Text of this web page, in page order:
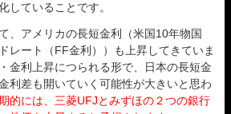
していることです。
、アメリカの長短金利（米国10年物国
レート（FF金利））も上昇してきていま
金利上昇につられる形で、日本の長短金
利差も開いていく可能性が大きいと思わ
的には、三菱UFJとみずほの２つの銀行